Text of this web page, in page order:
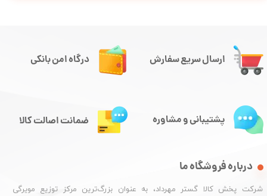
ارسال سریع سفارش
درباره فروشگاه ما
شرکت پخش کالا گستر مهرداد، به عنوان بزرگ‌ترین مرکز توزیع مویرگی
درگاه امن بانکی
پشتیبانی و مشاوره ضمانت اصالت کالا